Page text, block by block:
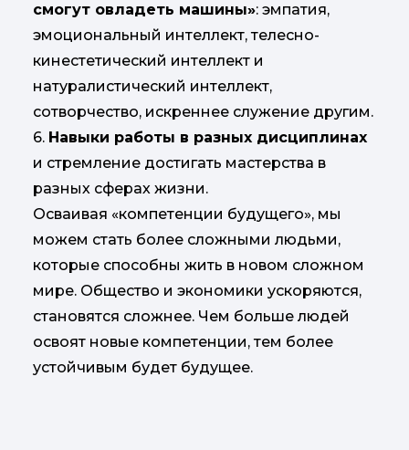
смогут овладеть машины»: эмпатия,
эмоциональный интеллект, телесно-
кинестетический интеллект и
натуралистический интеллект,
сотворчество, искреннее служение другим.
6. Навыки работы в разных дисциплинах
и стремление достигать мастерства в
разных сферах жизни.
Осваивая «компетенции будущего», мы
можем стать более сложными людьми,
которые способны жить в новом сложном
мире. Общество и экономики ускоряются,
становятся сложнее. Чем больше людей
освоят новые компетенции, тем более
устойчивым будет будущее.